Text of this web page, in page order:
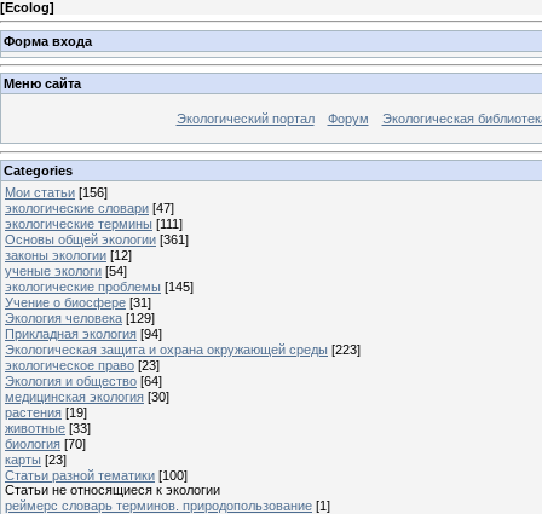
[Ecolog]
Форма входа
Меню сайта
Экологический портал Форум Экологическая
Categories
Мои статьи [156]
экологические словари [47]
экологические термины [111]
Основы общей экологии [361]
законы экологии [12]
ученые экологи [54]
экологические проблемы [145]
Учение о биосфере [31]
Экология человека [129]
Прикладная экология [94]
Экологическая защита и охрана окружающей среды [223]
экологическое право [23]
Экология и общество [64]
медицинская экология [30]
растения [19]
животные [33]
биология [70]
карты [23]
Статьи разной тематики [100]
Статьи не относящиеся к экологии
реймерс словарь терминов. природопользование [1]